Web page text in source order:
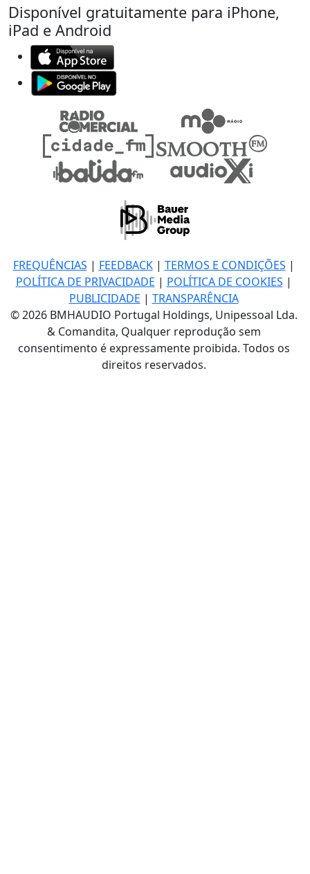
Disponível gratuitamente para iPhone,
iPad e Android
FREQUÊNCIAS | FEEDBACK| TERMOS E CONDIÇÕES |
POLÍTICA DE PRIVACIDADE | POLÍTICA DE COOKIES |
PUBLICIDADE | TRANSPARÊNCIA
© 2026 BMHAUDIO Portugal Holdings, Unipessoal Lda.
& Comandita, Qualquer reprodução sem
consentimento é expressamente proibida. Todos os
direitos reservados.